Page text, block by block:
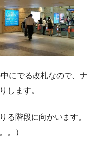
にでる改札なので、ナ
します。
る階段に向かいます。
。）